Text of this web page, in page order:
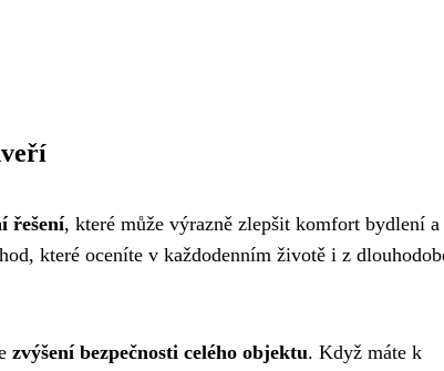
řešení, které může výrazně zlepšit komfort bydlení
které oceníte v každodenním životě i z
zvýšení bezpečnosti celého objektu. Když máte k